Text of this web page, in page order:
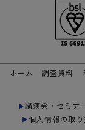
ホーム 調査資料
講演会・セミナ
個人情報の取